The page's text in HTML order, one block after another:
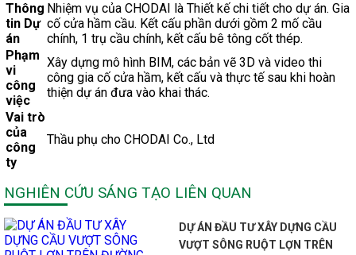
Thông
tin Dự
án
Nhiệm vụ của CHODAI là Thiết kế chi tiết cho dự án. Gia
cố cửa hầm cầu. Kết cấu phần dưới gồm 2 mố cầu
chính, 1 trụ cầu chính, kết cấu bê tông cốt thép.
Phạm
vi
công
việc
Xây dựng mô hình BIM, các bản vẽ 3D và video thi
công gia cố cửa hầm, kết cấu và thực tế sau khi hoàn
thiện dự án đưa vào khai thác.
Vai trò
của
công
ty
Thầu phụ cho CHODAI Co., Ltd
NGHIÊN CỨU SÁNG TẠO LIÊN QUAN
DỰ ÁN ĐẦU TƯ XÂY DỰNG CẦU
VƯỢT SÔNG RUỘT LỢN TRÊN